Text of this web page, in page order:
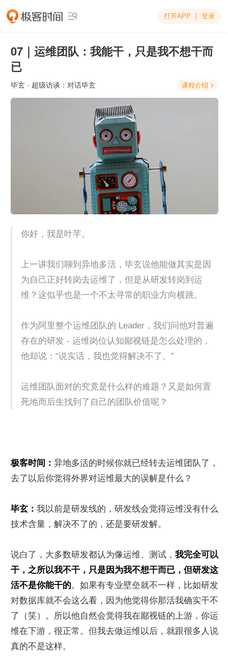
 打开APP 登录
07｜运维团队：我能干，只是我不想干而
已
毕玄 · 超级访谈：对话毕玄 课程介绍 
你好，我是叶芊。
上一讲我们聊到异地多活，毕玄说他能做其实是因
为自己正好转岗去运维了，但是从研发转岗到运
维？这似乎也是一个不太寻常的职业方向横跳。
作为阿里整个运维团队的 Leader，我们问他对普遍
存在的研发 - 运维岗位认知鄙视链是怎么处理的，
他却说：“说实话，我也觉得解决不了。”
运维团队面对的究竟是什么样的难题？又是如何置
死地而后生找到了自己的团队价值呢？
极客时间： 异地多活的时候你就已经转去运维团队了，
去了以后你觉得外界对运维最大的误解是什么？
毕玄： 我以前是研发线的，研发线会觉得运维没有什么
技术含量，解决不了的，还是要研发解。
说白了，大多数研发都认为像运维、测试， 我完全可以
干，之所以我不干，只是因为我不想干而已，但研发这
活不是你能干的。如果有专业壁垒就不一样，比如研发
对数据库就不会这么看，因为他觉得你那活我确实干不
了（笑）。所以他自然会觉得我在鄙视链的上游，你运
维在下游，很正常。但我去做运维以后，就跟很多人说
真的不是这样。